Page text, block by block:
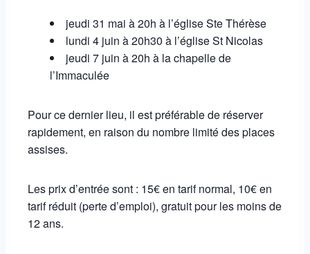
jeudi 31 mai à 20h à l’église Ste Thérèse
lundi 4 juin à 20h30 à l’église St Nicolas
jeudi 7 juin à 20h à la chapelle de
l’Immaculée
Pour ce dernier lieu, il est préférable de réserver
rapidement, en raison du nombre limité des places
assises.
Les prix d’entrée sont : 15€ en tarif normal, 10€ en
tarif réduit (perte d’emploi), gratuit pour les moins de
12 ans.